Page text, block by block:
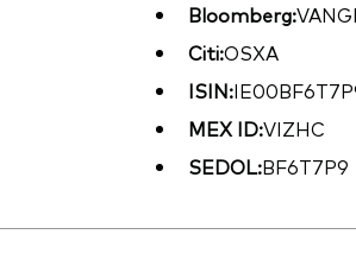
Bloomberg:
Citi:OSXA
ISIN:
MEX ID:VIZHC
SEDOL:BF6T7P9